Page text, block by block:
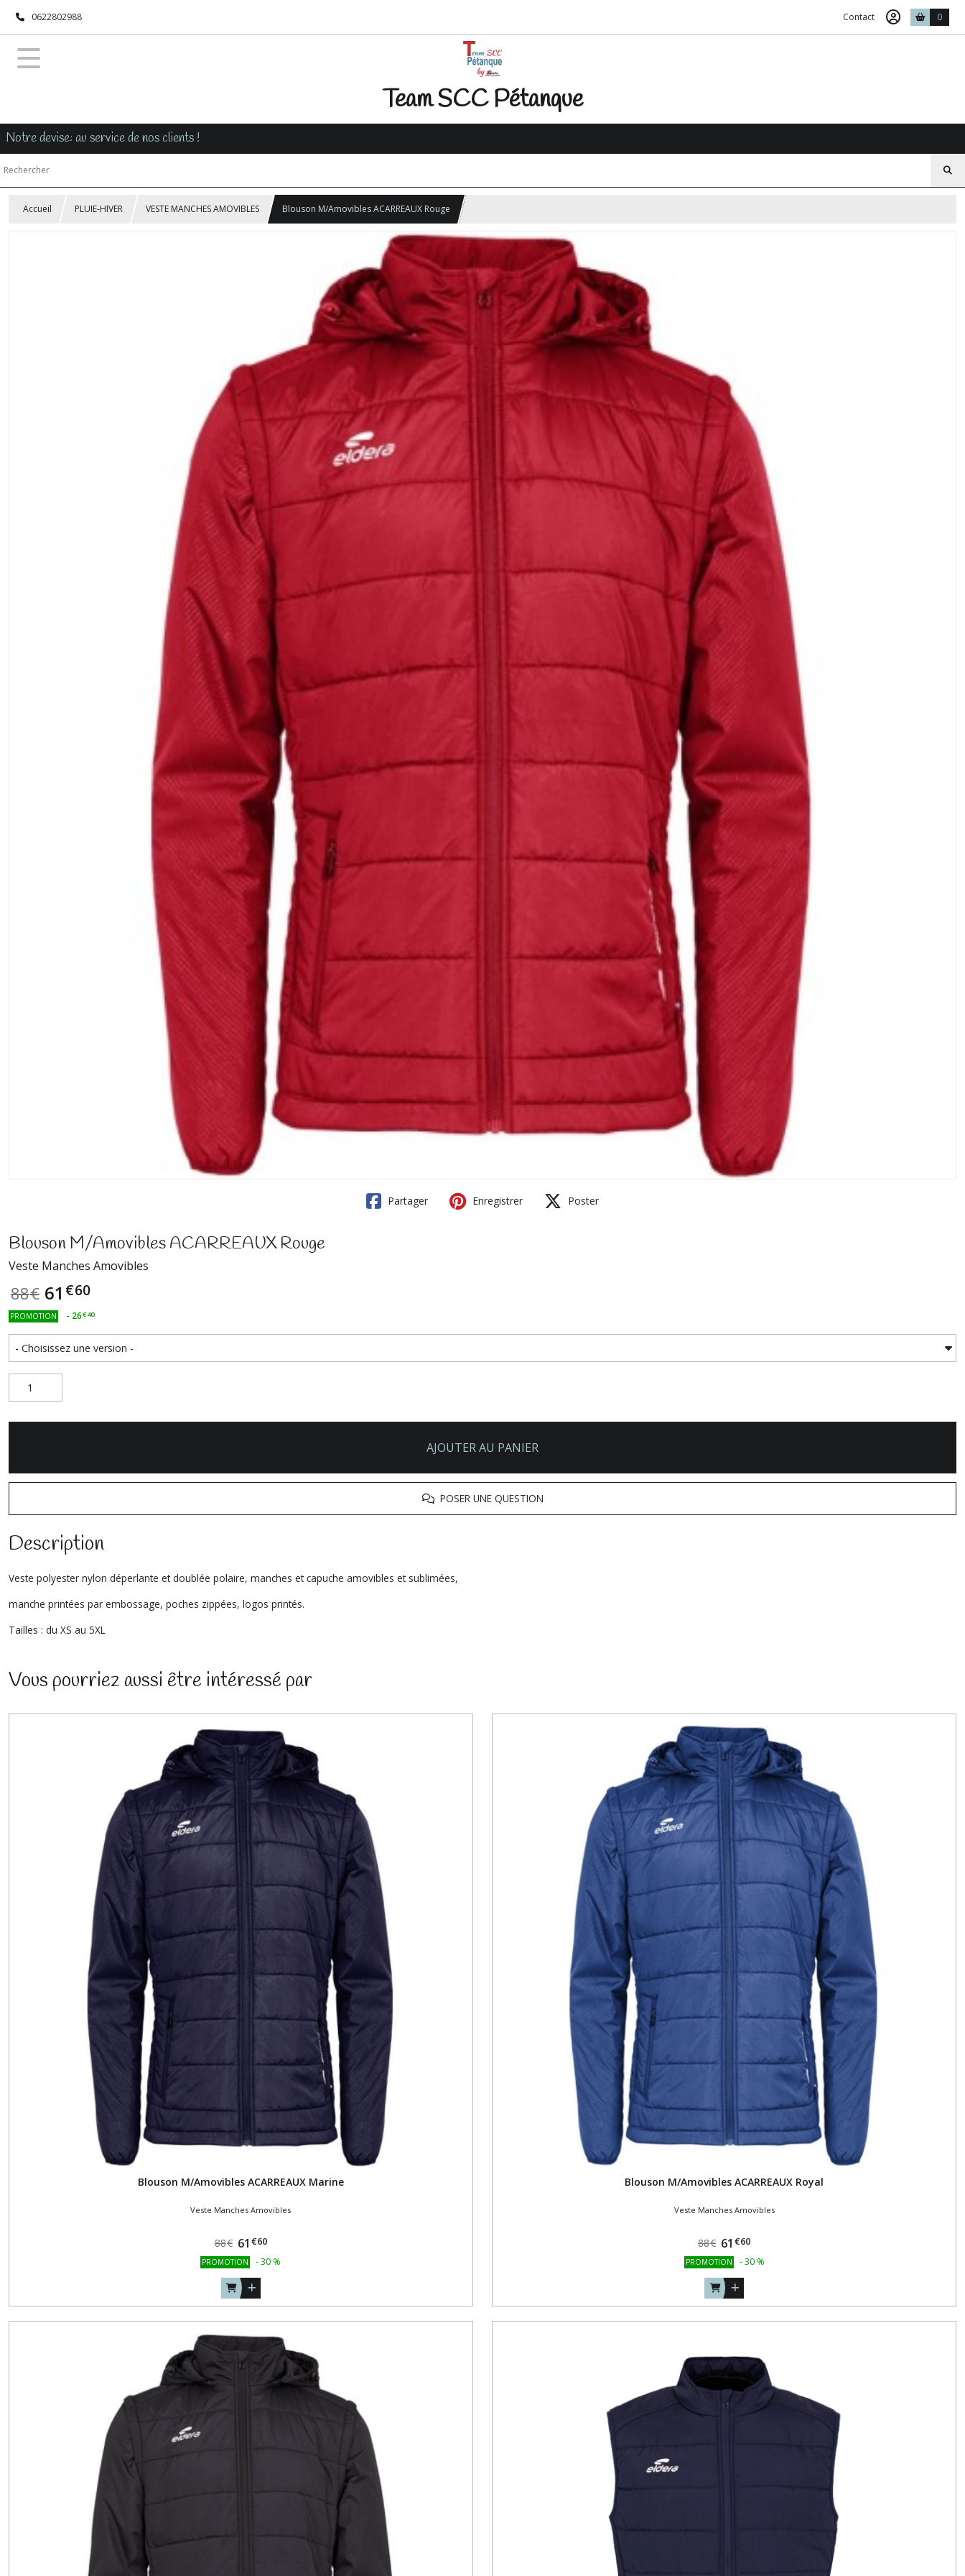
0622802988 Contact 0
Team SCC Pétanque
Notre devise: au service de nos clients !
Accueil PLUIE-HIVER VESTE MANCHES AMOVIBLES Blouson M/Amovibles ACARREAUX Rouge
Partager Enregistrer Poster
Blouson M/Amovibles ACARREAUX Rouge
Veste Manches Amovibles
88€ 61 €60
PROMOTION - 26€40
AJOUTER AU PANIER
POSER UNE QUESTION
Description
Veste polyester nylon déperlante et doublée polaire, manches et capuche amovibles et sublimées,
manche printées par embossage, poches zippées, logos printés.
Tailles : du XS au 5XL
Vous pourriez aussi être intéressé par
Blouson M/Amovibles ACARREAUX Marine
Veste Manches Amovibles
88€ 61 €60
PROMOTION -30 %
Blouson M/Amovibles ACARREAUX Royal
Veste Manches Amovibles
88€ 61 €60
PROMOTION - 30 %